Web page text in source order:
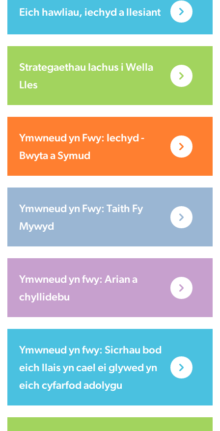
Eich hawliau, iechyd a llesiant
Strategaethau Iachus i Wella
Lles
Ymwneud yn Fwy: Iechyd -
Bwyta a Symud
Ymwneud yn Fwy: Taith Fy
Mywyd
Ymwneud yn fwy: Arian a
chyllidebu
Ymwneud yn fwy: Sicrhau bod
eich llais yn cael ei glywed yn
eich cyfarfod adolygu